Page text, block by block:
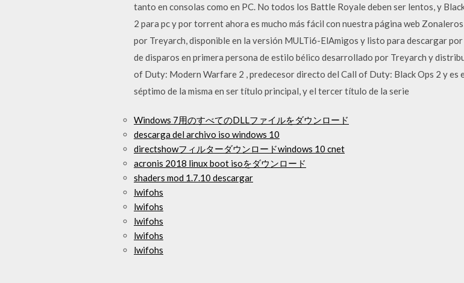
tanto en consolas como en PC. No todos los Battle Royale deben ser lentos, y
2 para pc y por torrent ahora es mucho más fácil con nuestra página web
por Treyarch, disponible en la versión MULTi6-ElAmigos y listo para descargar
de disparos en primera persona de estilo bélico desarrollado por Treyarch y
of Duty: Modern Warfare 2 , predecesor directo del Call of Duty: Black Ops 2 y
séptimo de la misma en ser título principal, y el tercer título de la serie
Windows 7用のすべてのDLLファイルをダウンロード
descarga del archivo iso windows 10
directshowフィルターダウンロードwindows 10 cnet
acronis 2018 linux boot isoをダウンロード
shaders mod 1.7.10 descargar
lwifohs
lwifohs
lwifohs
lwifohs
lwifohs